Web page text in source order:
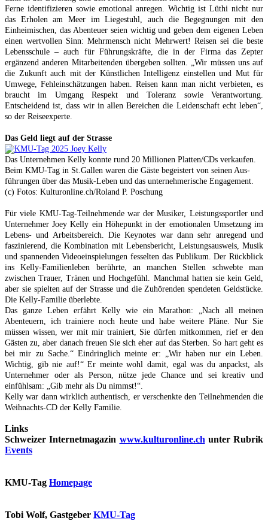
Ferne identifizieren sowie emotional anregen. Wichtig ist Lüthi nicht nur
das Erholen am Meer im Liegestuhl, auch die Begegnungen mit den
Einheimischen, das Abenteuer seien wichtig und geben dem eigenen Leben
einen wertvollen Sinn: Mehrmensch nicht Mehrwert! Reisen sei die beste
Lebensschule – auch für Führungskräfte, die in der Firma das Zepter
ergänzend anderen Mitarbeitenden übergeben sollten. „Wir müssen uns auf
die Zukunft auch mit der Künstlichen Intelligenz einstellen und Mut für
Umwege, Fehleinschätzungen haben. Reisen kann man nicht verbieten, es
braucht im Umgang Respekt und Toleranz sowie Verantwortung.
Entscheidend ist, dass wir in allen Bereichen die Leidenschaft echt leben“,
so der Reiseexperte.
Das Geld liegt auf der Strasse
Das Unternehmen Kelly konnte rund 20 Millionen Platten/CDs verkaufen.
Beim KMU-Tag in St.Gallen waren die Gäste begeistert von seinen Aus-
führungen über das Musik-Leben und das unternehmerische Engagement.
(c) Fotos: Kulturonline.ch/Roland P. Poschung
Für viele KMU-Tag-Teilnehmende war der Musiker, Leistungssportler und
Unternehmer Joey Kelly ein Höhepunkt in der emotionalen Umsetzung im
Lebens- und Arbeitsbereich. Die Keynotes war dann sehr anregend und
faszinierend, die Kombination mit Lebensbericht, Leistungsausweis, Musik
und spannenden Videoeinspielungen fesselten das Publikum. Der Rückblick
ins Kelly-Familienleben berührte, an manchen Stellen schwebte man
zwischen Trauer, Tränen und Hochgefühl. Manchmal hatten sie kein Geld,
aber sie spielten auf der Strasse und die Zuhörenden spendeten Geldstücke.
Die Kelly-Familie überlebte.
Das ganze Leben erfährt Kelly wie ein Marathon: „Nach all meinen
Abenteuern, ich trainiere noch heute und habe weitere Pläne. Nur Sie
müssen wissen, wer mit mir trainiert, Sie dürfen mitkommen, rief er den
Gästen zu, aber danach freuen Sie sich eher auf das Sterben. So hart geht es
bei mir zu Sache.“ Eindringlich meinte er: „Wir haben nur ein Leben.
Wichtig, gib nie auf!“ Er meinte wohl damit, egal was du anpackst, als
Unternehmer oder als Person, nütze jede Chance und sei kreativ und
einfühlsam: „Gib mehr als Du nimmst!“.
Kelly war dann wirklich authentisch, er verschenkte den Teilnehmenden die
Weihnachts-CD der Kelly Familie.
Links
Schweizer Internetmagazin www.kulturonline.ch unter Rubrik
Events
KMU-Tag Homepage
Tobi Wolf, Gastgeber KMU-Tag